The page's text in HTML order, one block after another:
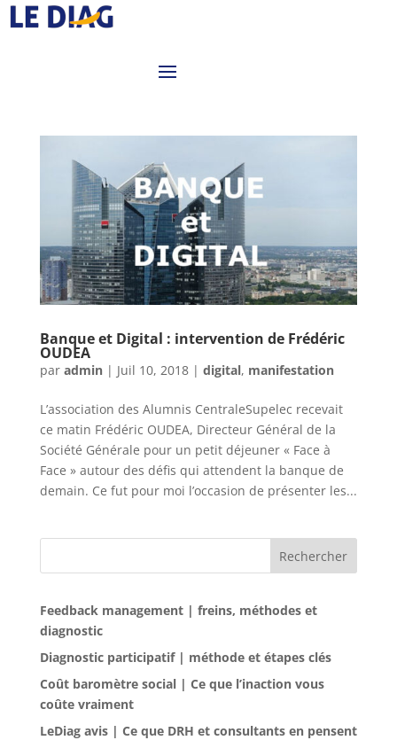
Banque et Digital : intervention de Frédéric
OUDEA
par admin| Juil 10, 2018| digital, manifestation
L’association des Alumnis CentraleSupelec recevait
ce matin Frédéric OUDEA, Directeur Général de la
Société Générale pour un petit déjeuner « Face à
Face » autour des défis qui attendent la banque de
demain. Ce fut pour moi l’occasion de présenter les...
Rechercher
Feedback management | freins, méthodes et
diagnostic
Diagnostic participatif | méthode et étapes clés
Coût baromètre social | Ce que l’inaction vous
coûte vraiment
LeDiag avis | Ce que DRH et consultants en pensent